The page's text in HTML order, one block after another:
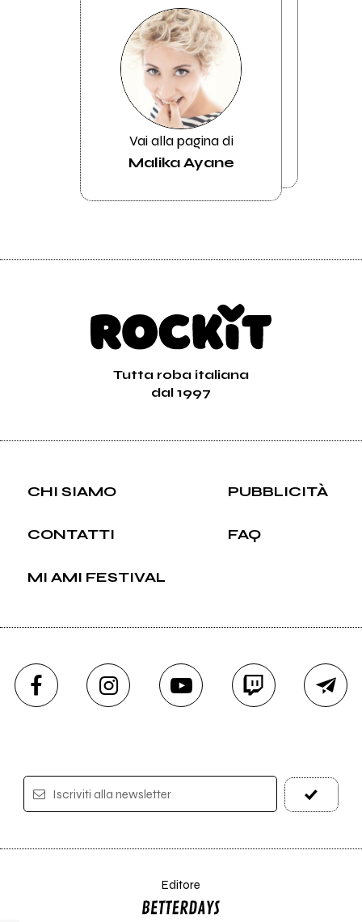
Vai alla pagina di
Malika Ayane
Tutta roba italiana
dal 1997
CHI SIAMO PUBBLICITÀ
CONTATTI FAQ
MI AMI FESTIVAL
Iscriviti alla newsletter
Editore